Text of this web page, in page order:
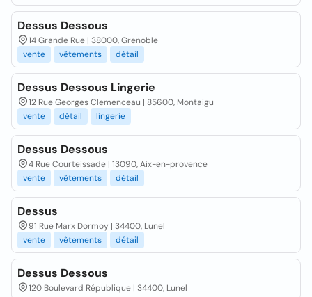
Dessus Dessous
14 Grande Rue | 38000, Grenoble
vente
vêtements détail
Dessus Dessous Lingerie
12 Rue Georges Clemenceau | 85600, Montaigu
vente
détail lingerie
Dessus Dessous
4 Rue Courteissade | 13090, Aix-en-provence
vente
vêtements détail
Dessus
91 Rue Marx Dormoy | 34400, Lunel
vente
vêtements détail
Dessus Dessous
120 Boulevard République | 34400, Lunel